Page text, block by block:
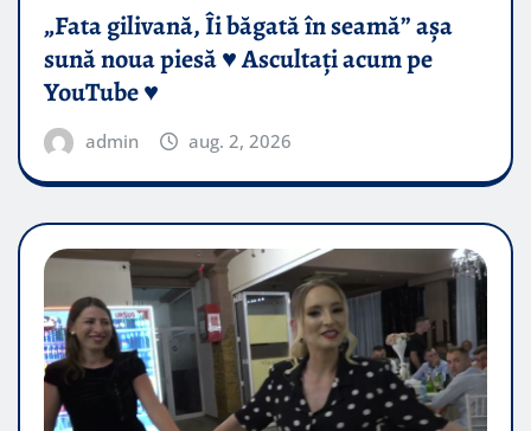
„Fata gilivană, Îi băgată în seamă” așa
sună noua piesă ♥️ Ascultați acum pe
YouTube ♥️
admin aug. 2, 2026